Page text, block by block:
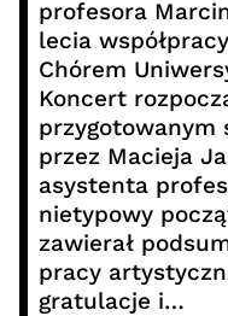
profesora
lecia
Chórem
Koncert
przez Macieja
asystenta
nietypowy
zawierał
pracy
gratulacje i…